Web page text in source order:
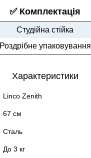
✅ Комплектація
Студійна стійка
Роздрібне упаковування
Характеристики
Linco Zenith
67 см
Сталь
До 3 кг